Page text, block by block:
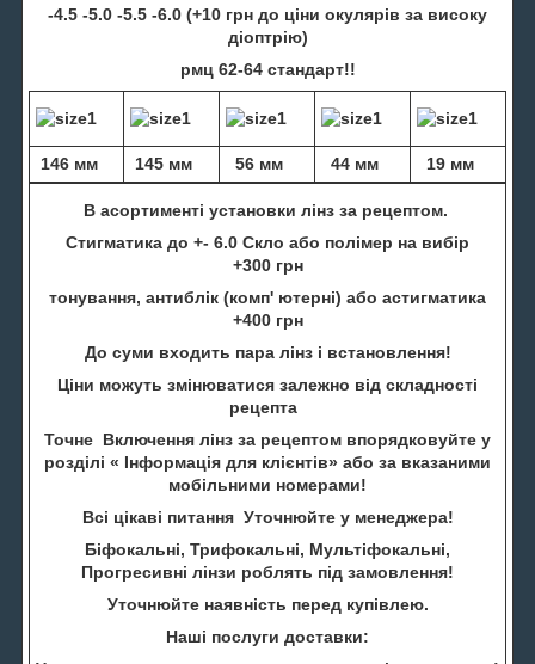
-4.5 -5.0 -5.5 -6.0 (+10 грн до ціни окулярів за високу
діоптрію)
рмц 62-64 стандарт!!
146 мм 145 мм 56 мм 44 мм 19 мм
В асортименті установки лінз за рецептом.
Стигматика до +- 6.0 Скло або полімер на вибір
+300 грн
тонування, антиблік (комп' ютерні) або астигматика
+400 грн
До суми входить пара лінз і встановлення!
Ціни можуть змінюватися залежно від складності
рецепта
Точне Включення лінз за рецептом впорядковуйте у
розділі « Інформація для клієнтів» або за вказаними
мобільними номерами!
Всі цікаві питання Уточнюйте у менеджера!
Біфокальні, Трифокальні, Мультіфокальні,
Прогресивні лінзи роблять під замовлення!
Уточнюйте наявність перед купівлею.
Наші послуги доставки: